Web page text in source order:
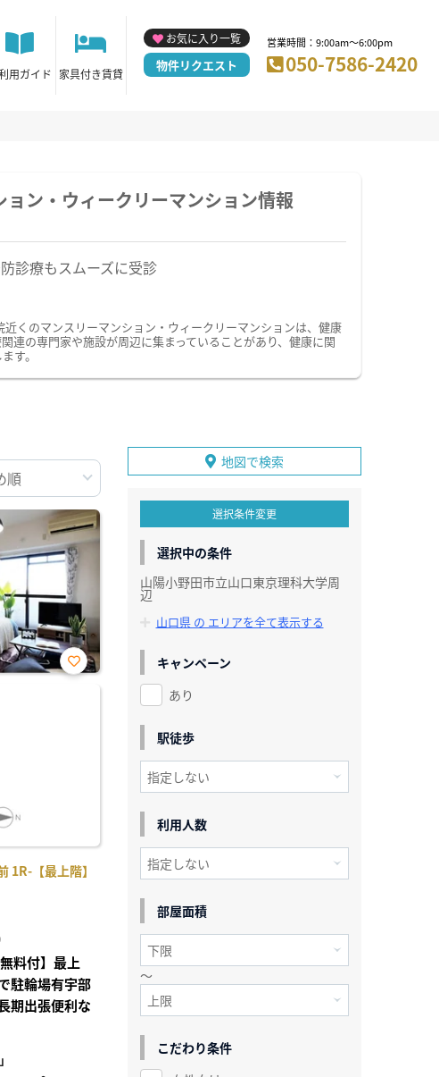
用ガイド 家具付き賃貸
お気に入り一覧
物件リクエスト
営業時間：9:00am～6:00pm
050-7586-2420
ン・ウィークリーマンション情報
診療もスムーズに受診
くのマンスリーマンション・ウィークリーマンションは、健康
連の専門家や施設が周辺に集まっていることがあり、健康に関
す。
1R-【最上階】
お気
料付】最上
駐輪場有宇部
期出張便利な
地図で検索
選択条件変更
選択中の条件
山陽小野田市立山口東京理科大学周
辺
山口県 の エリアを全て表示する
キャンペーン
あり
駅徒歩
利用人数
部屋面積
～
こだわり条件